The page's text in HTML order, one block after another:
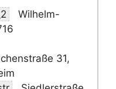
Wilhelm-
31,